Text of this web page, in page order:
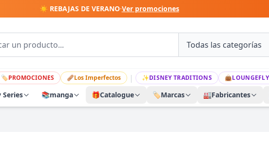
☀️ REBAJAS DE VERANO·Ver promociones
🏷PROMOCIONES 🩹Los Imperfectos | ✨DISNEY TRADITIONS 👜LOUNGEFLY
Series 📚manga 🎁Catalogue 🏷️Marcas 🏭Fabricantes